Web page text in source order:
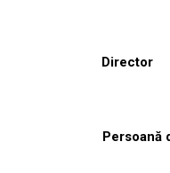
Director
Persoană